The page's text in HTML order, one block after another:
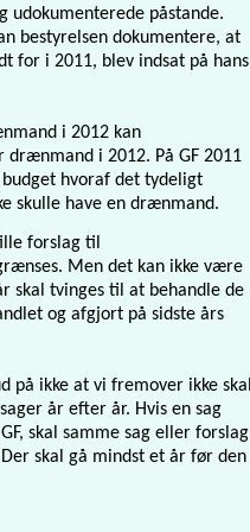
udokumenterede påstande.
bestyrelsen dokumentere, at
for i 2011, blev indsat på hans
i 2012 kan
drænmand i 2012. På GF 2011
hvoraf det tydeligt
skulle have en drænmand.
forslag til
Men det kan ikke være
skal tvinges til at behandle de
og afgjort på sidste års
ikke at vi fremover ikke skal
år efter år. Hvis en sag
skal samme sag eller forslag
skal gå mindst et år før den